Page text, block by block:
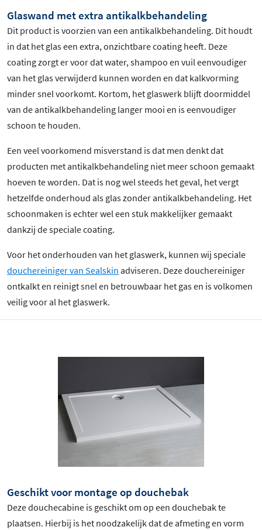
Glaswand met extra antikalkbehandeling
Dit product is voorzien van een antikalkbehandeling. Dit houdt
in dat het glas een extra, onzichtbare coating heeft. Deze
coating zorgt er voor dat water, shampoo en vuil eenvoudiger
van het glas verwijderd kunnen worden en dat kalkvorming
minder snel voorkomt. Kortom, het glaswerk blijft doormiddel
van de antikalkbehandeling langer mooi en is eenvoudiger
schoon te houden.
Een veel voorkomend misverstand is dat men denkt dat
producten met antikalkbehandeling niet meer schoon gemaakt
hoeven te worden. Dat is nog wel steeds het geval, het vergt
hetzelfde onderhoud als glas zonder antikalkbehandeling. Het
schoonmaken is echter wel een stuk makkelijker gemaakt
dankzij de speciale coating.
Voor het onderhouden van het glaswerk, kunnen wij speciale
douchereiniger van Sealskin adviseren. Deze douchereiniger
ontkalkt en reinigt snel en betrouwbaar het gas en is volkomen
veilig voor al het glaswerk.
Geschikt voor montage op douchebak
Deze douchecabine is geschikt om op een douchebak te
plaatsen. Hierbij is het noodzakelijk dat de afmeting en vorm